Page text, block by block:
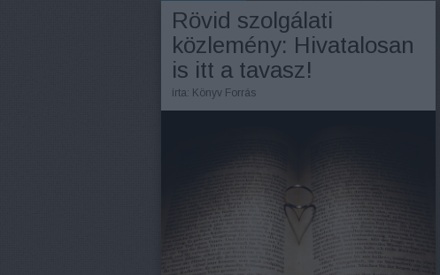
Rövid szolgálati
közlemény: Hivatalosan
is itt a tavasz!
írta: Könyv Forrás